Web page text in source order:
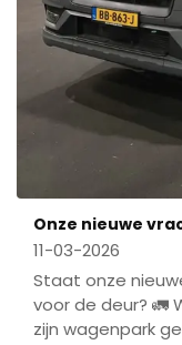
Onze nieuwe
11-03-2026
Staat onze
voor de deur? 🚛
zijn wagenpark